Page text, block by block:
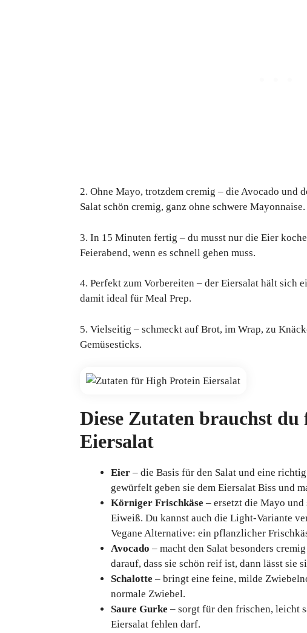
2. Ohne Mayo, trotzdem cremig – die Avocado und
Salat schön cremig, ganz ohne schwere Mayonnaise.
3. In 15 Minuten fertig – du musst nur die Eier
Feierabend, wenn es schnell gehen muss.
4. Perfekt zum Vorbereiten – der Eiersalat hält sich
damit ideal für Meal Prep.
5. Vielseitig – schmeckt auf Brot, im Wrap, zu
Gemüsesticks.
Diese Zutaten brauchst
Eiersalat
Eier – die Basis für den Salat und eine
gewürfelt geben sie dem Eiersalat Biss und
Körniger Frischkäse – ersetzt die Mayo
Eiweiß. Du kannst auch die Light-Variante
Vegane Alternative: ein pflanzlicher
Avocado – macht den Salat besonders
darauf, dass sie schön reif ist, dann lässt sie
Schalotte – bringt eine feine, milde
normale Zwiebel.
Saure Gurke – sorgt für den frischen, leicht
Eiersalat fehlen darf.